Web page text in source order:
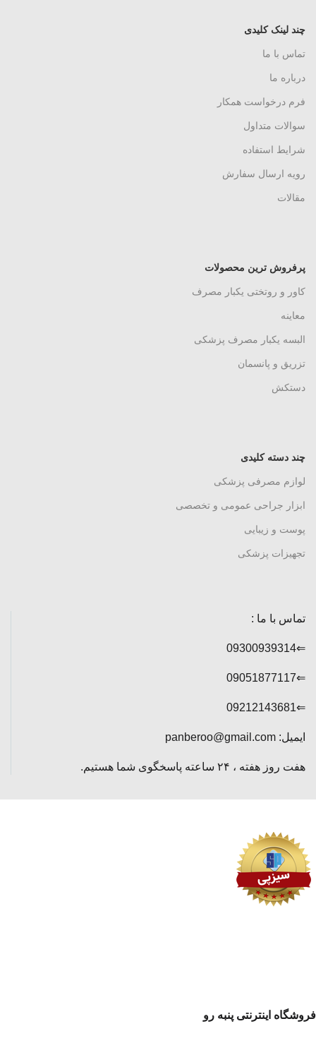
چند لینک کلیدی
تماس با ما
درباره ما
فرم درخواست همکار
سوالات متداول
شرایط استفاده
رویه ارسال سفارش
مقالات
پرفروش ترین محصولات
کاور و روتختی یکبار مصرف
معاینه
البسه یکبار مصرف پزشکی
تزریق و پانسمان
دستکش
چند دسته کلیدی
لوازم مصرفی پزشکی
ابزار جراحی عمومی و تخصصی
پوست و زیبایی
تجهیزات پزشکی
تماس با ما :
⇐09300939314
⇐09051877117
⇐09212143681
ایمیل: panberoo@gmail.com
هفت روز هفته ، ۲۴ ساعته پاسخگوی شما هستیم.
فروشگاه اینترنتی پنبه رو